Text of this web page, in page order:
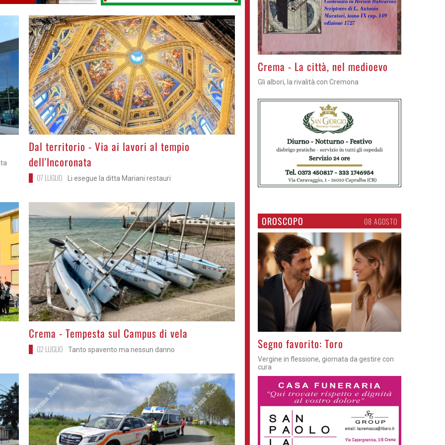
>
Dal territorio - Via ai lavori al tempio
dell'Incoronata
07 LUGLIO Li esegue la ditta Mariani restauri
>
Crema - Tempesta sul Campus di vela
02 LUGLIO Tanto spavento ma nessun danno
Crema - La città, nel medioevo
Gli albori, la rivalità con Cremona
OROSCOPO 08 AGOSTO
>
Segno favorito: Toro
Vergine in flessione, giornata da gestire con
cura